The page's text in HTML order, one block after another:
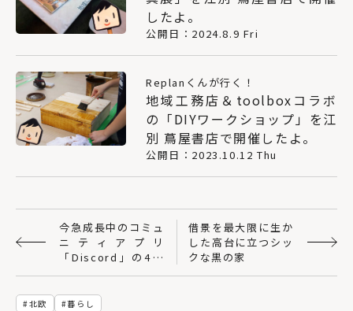
したよ。
公開日：2024.8.9 Fri
Replanくんが行く！
地域工務店＆toolboxコラボ
の「DIYワークショップ」を江
別 蔦屋書店で開催したよ。
公開日：2023.10.12 Thu
今急成長中のコミュ
ニティアプリ
「Discord」の4つ
の魅力
借景を最大限に生か
した高台に立つシッ
クな黒の家
北欧 暮らし